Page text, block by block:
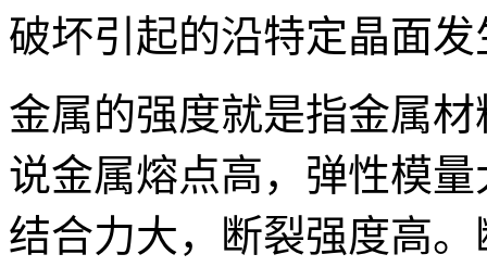
破坏引起的沿特定晶面
金属的强度就是指金属
说金属熔点高，弹性模
结合力大，断裂强度高